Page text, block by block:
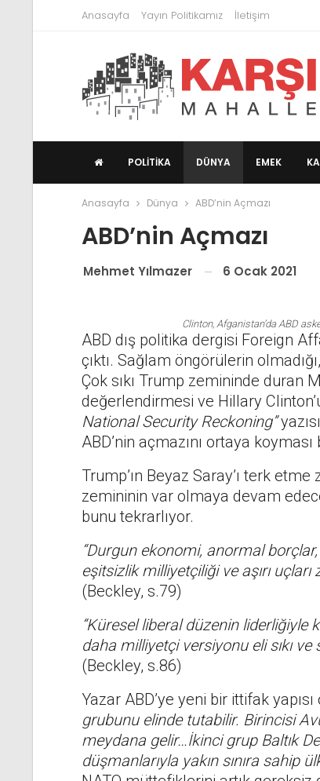
Anasayfa Yayın Politikamız İletişim
POLITIKA DÜNYA EMEK
Anasayfa Dünya ABD’nin Açmazı
ABD’nin Açmazı
Mehmet Yılmazer 6 Ocak 2021
Clinton, Afganistan’da ABD
ABD dış politika dergisi Foreign
çıktı. Sağlam öngörülerin
Çok sıkı Trump zemininde duran
değerlendirmesi ve Hillary
National Security Reckoning”
ABD’nin açmazını ortaya
Trump’ın Beyaz Saray’ı terk
zemininin var olmaya devam
bunu tekrarlıyor.
“Durgun ekonomi, anormal
eşitsizlik milliyetçiliği ve aşırı
(Beckley, s.79)
“Küresel liberal düzenin liderliğiyle
daha milliyetçi versiyonu eli sıkı
(Beckley, s.86)
Yazar ABD’ye yeni bir ittifak yapısı
grubunu elinde tutabilir. Birincisi
meydana gelir…İkinci grup Baltık
düşmanlarıyla yakın sınıra sahip